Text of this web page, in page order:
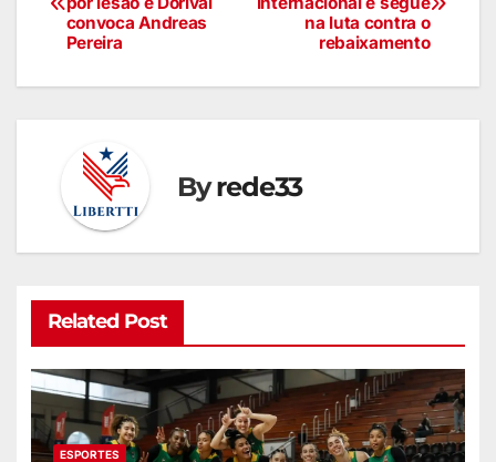
na luta contra o
rebaixamento
convoca Andreas
Pereira
Byrede33
Related Post
ESPORTES